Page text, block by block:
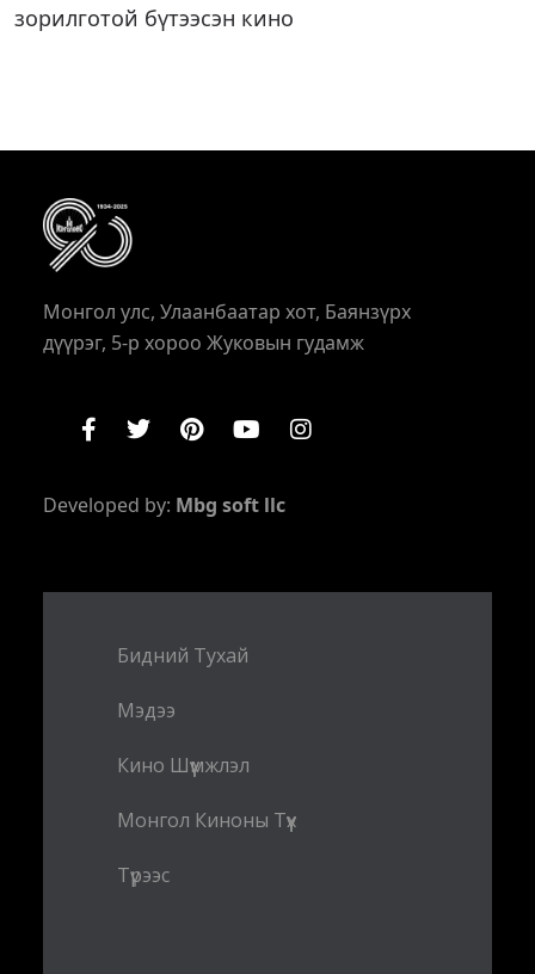
зорилготой бүтээсэн кино
Монгол улс, Улаанбаатар хот, Баянзүрх
дүүрэг, 5-р хороо Жуковын гудамж
Developed by: Mbg soft llc
Бидний Тухай
Мэдээ
Кино Шүүмжлэл
Монгол Киноны Түүх
Түрээс